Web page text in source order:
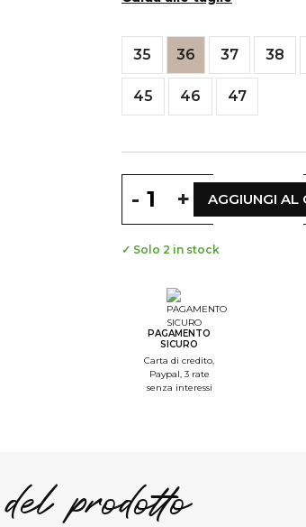
35 36 37 38
45 46 47
- + AGGIUNGI AL
✓ Solo 2 in stock
PAGAMENTO
SICURO
Carta di credito,
Paypal, 3 rate
senza interessi
prodotto